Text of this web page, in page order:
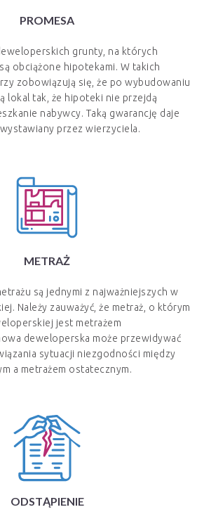
PROMESA
grunty, na których
obciążone hipotekami. W takich
zobowiązują się, że po wybudowaniu
lokal tak, że hipoteki nie przejdą
nabywcy. Taką gwarancję daje
przez wierzyciela.
METRAŻ
są jednymi z najważniejszych w
Należy zauważyć, że metraż, o którym
jest metrażem
deweloperska może przewidywać
sytuacji niezgodności między
a metrażem ostatecznym.
ODSTĄPIENIE